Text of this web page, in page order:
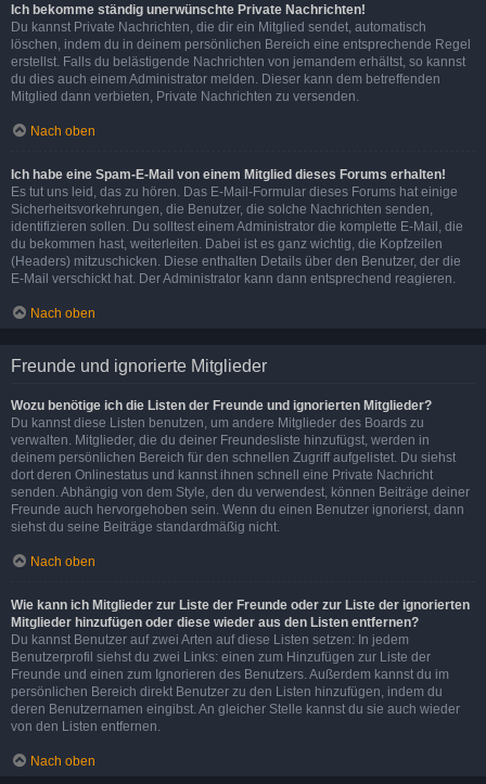
Ich bekomme ständig unerwünschte Private Nachrichten!
Du kannst Private Nachrichten, die dir ein Mitglied sendet, automatisch
löschen, indem du in deinem persönlichen Bereich eine entsprechende Regel
erstellst. Falls du belästigende Nachrichten von jemandem erhältst, so kannst
du dies auch einem Administrator melden. Dieser kann dem betreffenden
Mitglied dann verbieten, Private Nachrichten zu versenden.
Nach oben
Ich habe eine Spam-E-Mail von einem Mitglied dieses Forums erhalten!
Es tut uns leid, das zu hören. Das E-Mail-Formular dieses Forums hat einige
Sicherheitsvorkehrungen, die Benutzer, die solche Nachrichten senden,
identifizieren sollen. Du solltest einem Administrator die komplette E-Mail, die
du bekommen hast, weiterleiten. Dabei ist es ganz wichtig, die Kopfzeilen
(Headers) mitzuschicken. Diese enthalten Details über den Benutzer, der die
E-Mail verschickt hat. Der Administrator kann dann entsprechend reagieren.
Nach oben
Freunde und ignorierte Mitglieder
Wozu benötige ich die Listen der Freunde und ignorierten Mitglieder?
Du kannst diese Listen benutzen, um andere Mitglieder des Boards zu
verwalten. Mitglieder, die du deiner Freundesliste hinzufügst, werden in
deinem persönlichen Bereich für den schnellen Zugriff aufgelistet. Du siehst
dort deren Onlinestatus und kannst ihnen schnell eine Private Nachricht
senden. Abhängig von dem Style, den du verwendest, können Beiträge deiner
Freunde auch hervorgehoben sein. Wenn du einen Benutzer ignorierst, dann
siehst du seine Beiträge standardmäßig nicht.
Nach oben
Wie kann ich Mitglieder zur Liste der Freunde oder zur Liste der ignorierten
Mitglieder hinzufügen oder diese wieder aus den Listen entfernen?
Du kannst Benutzer auf zwei Arten auf diese Listen setzen: In jedem
Benutzerprofil siehst du zwei Links: einen zum Hinzufügen zur Liste der
Freunde und einen zum Ignorieren des Benutzers. Außerdem kannst du im
persönlichen Bereich direkt Benutzer zu den Listen hinzufügen, indem du
deren Benutzernamen eingibst. An gleicher Stelle kannst du sie auch wieder
von den Listen entfernen.
Nach oben